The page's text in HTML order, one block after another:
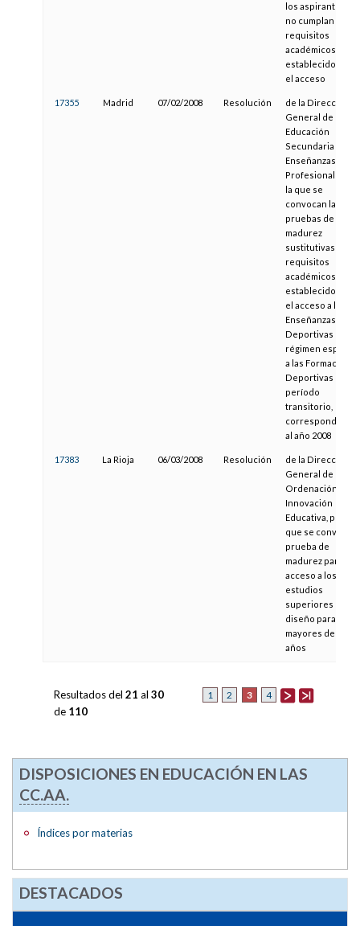
los aspirantes
no cumplan los
requisitos
académicos
establecidos
el acceso
17355 Madrid 07/02/2008 Resolución
de la Dirección
General de
Educación
Secundaria y
Enseñanzas
Profesionales,
la que se
convocan las
pruebas de
madurez
sustitutivas de
requisitos
académicos
establecidos
el acceso a las
Enseñanzas
Deportivas de
régimen especial
a las Formaciones
Deportivas en
período
transitorio,
al año 2008
17383 La Rioja 06/03/2008 Resolución
de la Dirección
General de
Ordenación e
Innovación
Educativa, por la
que se convoca la
prueba de
madurez para el
acceso a los
estudios
superiores de
diseño para
mayores de 25
años
1 2 3 4
Resultados del 21 al 30
de 110
DISPOSICIONES EN EDUCACIÓN EN LAS
CC.AA.
Índices por materias
DESTACADOS